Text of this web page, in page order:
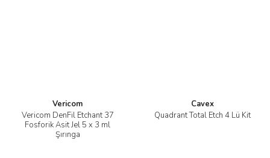
Vericom
Vericom DenFil Etchant 37
Fosforik Asit Jel 5 x 3 ml
Şırınga
Cavex
Quadrant Total Etch 4 Lü Kit